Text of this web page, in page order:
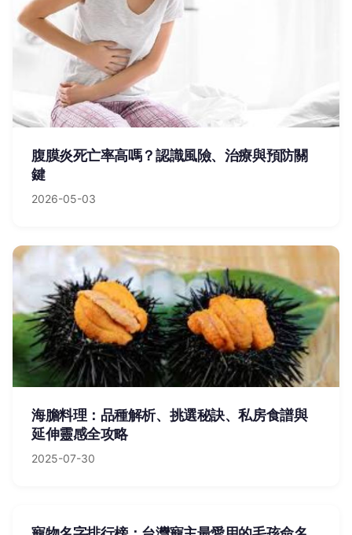
腹膜炎死亡率高嗎？認識風險、治療與預防關
鍵
2026-05-03
海膽料理：品種解析、挑選秘訣、私房食譜與
延伸靈感全攻略
2025-07-30